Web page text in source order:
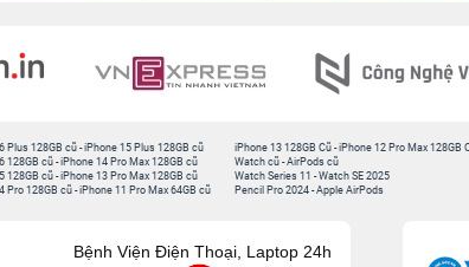
Plus 128GB cũ -iPhone 15 Plus 128GB cũ
128GB cũ-iPhone 14 Pro Max 128GB cũ
128GB cũ-iPhone 13 Pro Max 128GB cũ
Pro 128GB cũ-iPhone 11 Pro Max 64GB cũ
iPhone 13 128GB Cũ -iPhone 12 Pro Max 128GB
Watch cũ -AirPods cũ
Watch Series 11 -Watch SE 2025
Pencil Pro 2024 -Apple AirPods
Bệnh Viện Điện Thoại, Laptop 24h